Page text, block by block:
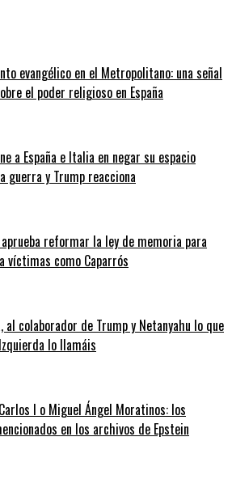
evangélico en el Metropolitano: una señal
el poder religioso en España
a España e Italia en negar su espacio
guerra y Trump reacciona
aprueba reformar la ley de memoria para
víctimas como Caparrós
al colaborador de Trump y Netanyahu lo que
lo llamáis
I o Miguel Ángel Moratinos: los
en los archivos de Epstein